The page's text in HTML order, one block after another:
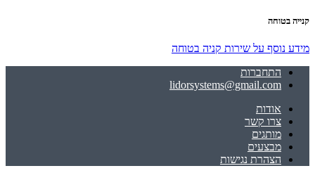
קנייה בטוחה
מידע נוסף על שירות קניה בטוחה
התחברות
lidorsystems@gmail.com
אודות
צרו קשר
מותגים
מבצעים
הצהרת נגישות